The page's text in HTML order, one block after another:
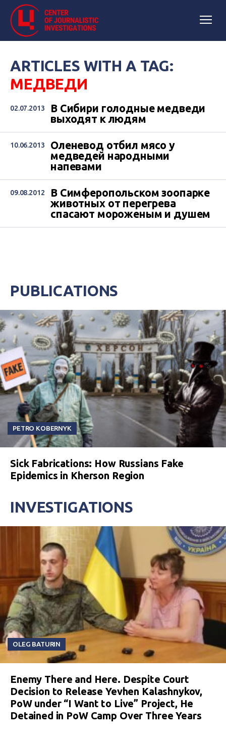
ARTICLES WITH A TAG:
МЕДВЕДИ
02.07.2013
В Сибири голодные медведи
выходят к людям
10.06.2013
Оленевод отбил мясо у
медведей народными
напевами
09.08.2012
В Симферопольском зоопарке
животных от перегрева
спасают мороженым и душем
PUBLICATIONS
PETRO KOBERNYK
Sick Fabrications: How Russians Fake
Epidemics in Kherson Region
INVESTIGATIONS
OLEG BATURIN
Enemy There and Here. Despite Court
Decision to Release Yevhen Kalashnykov,
PoW under “I Want to Live” Project, He
Detained in PoW Camp Over Three Years